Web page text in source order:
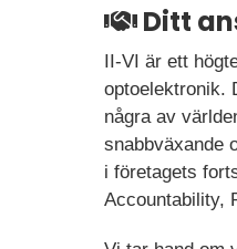
Ditt
II-VI är ett
optoelektronik.
några av
snabbväxande
i företagets
Accountability,